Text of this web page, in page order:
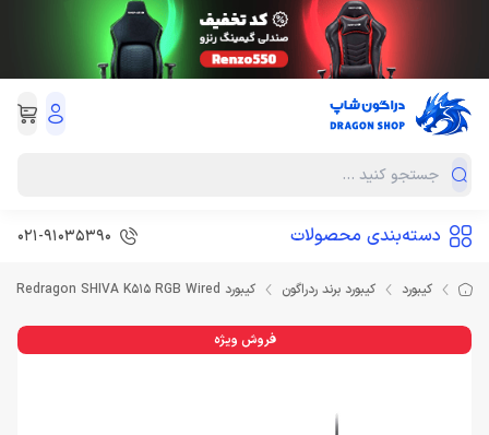
دسته‌بندی محصولات 021-91035390
کیبورد کیبورد برند ردراگون کیبورد Redragon SHIVA K515 RGB Wired
فروش ویژه